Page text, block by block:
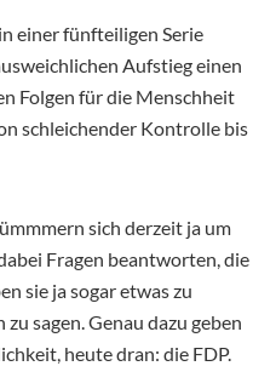
einer fünfteiligen Serie
Aufstieg einen
Folgen für die Menschheit
schleichender Kontrolle bis
sich derzeit ja um
Fragen beantworten, die
sie ja sogar etwas zu
sagen. Genau dazu geben
heute dran: die FDP.